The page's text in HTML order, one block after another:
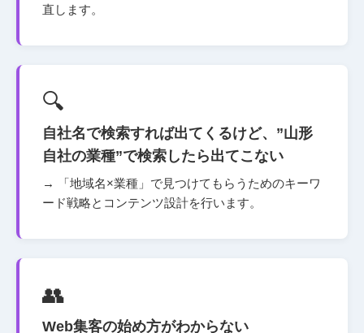
直します。
🔍
自社名で検索すれば出てくるけど、”山形
自社の業種”で検索したら出てこない
→ 「地域名×業種」で見つけてもらうためのキーワ
ード戦略とコンテンツ設計を行います。
👥
Web集客の始め方がわからない